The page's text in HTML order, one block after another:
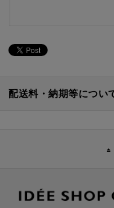
配送料・納期等につい